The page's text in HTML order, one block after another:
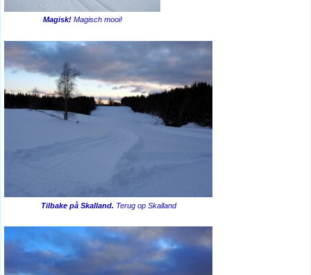
Magisk!Magisch mooi!
Tilbake på Skalland. Terug op Skalland